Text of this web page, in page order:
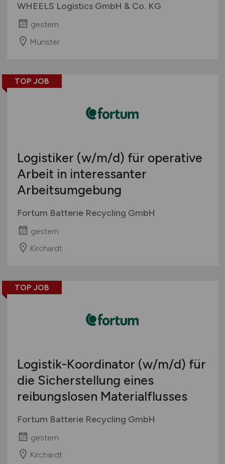
WHEELS Logistics GmbH & Co. KG
gestern
Münster
TOP JOB
Logistiker (w/m/d) für operative
Arbeit in interessanter
Arbeitsumgebung
Fortum Batterie Recycling GmbH
gestern
Kirchardt
TOP JOB
Logistik-Koordinator (w/m/d) für
die Sicherstellung eines
reibungslosen Materialflusses
Fortum Batterie Recycling GmbH
gestern
Kirchardt